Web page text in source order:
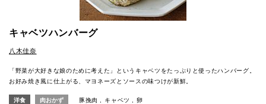
キャベツハンバーグ
八木佳奈
「野菜が大好きな娘のために考えた」というキャベツをたっぷりと使ったハンバーグ。
お好み焼き風に仕上がる、マヨネーズとソースの味つけが新鮮。
洋食 肉おかず 豚挽肉 キャベツ 卵